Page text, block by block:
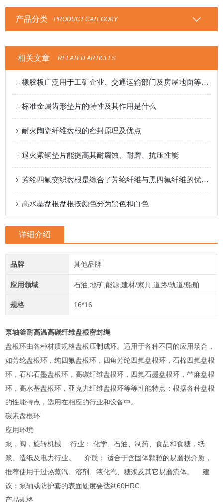
产品分类 PRODUCT CATEGORY
相关文章 RELATED ARTICLES
橡胶板广泛用于工矿企业、交通运输部门及房屋地面等方面
标准金属齿形垫片的特性及其作用是什么
耐火陶瓷纤维盘根的密封原理及优点
退火紫铜垫片能提高其耐腐蚀、耐磨、抗压性能
芳纶四氟交织盘根是综合了芳纶纤维与黑四氟纤维的优良性能
高水基盘根盘根按颜色分为黑色和白色
详细介绍
品牌 其他品牌
应用领域 石油,地矿,能源,建材/家具,道路/轨道/船舶
规格 16*16
泵轴釜耐高温高碳纤维盘根密封绳
盘根环由各种材质规格盘根压制成环。适用于各种不同的应用场合，
如芳纶盘根环，纯四氟盘根环，四角芳纶四氟盘根环，石棉四氟盘根
环，石棉石墨盘根环，高碳纤维盘根环，四氟石墨盘根环，苎麻盘根
环，高水基盘根环，亚克力纤维盘根环等等性能特点：根据各种盘根
的性能特点，选用在相应的行业和设备中。
碳素盘根环
应用环境
泵，阀，旋转机械 行业： 化学、石油、制药、食品和食糖，纸
浆、造纸及电力行业。 介质： 适合于含固体颗粒的易磨损介质，
推荐使用于过热蒸汽、溶剂、液化汽、糖浆及其它易磨流体。 建
议：泵轴或防护套的表面硬度要达到60HRC.
产品规格